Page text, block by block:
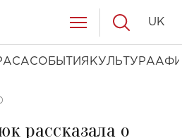
СОБЫТИЯ КУЛЬТУРА
UK
рассказала о